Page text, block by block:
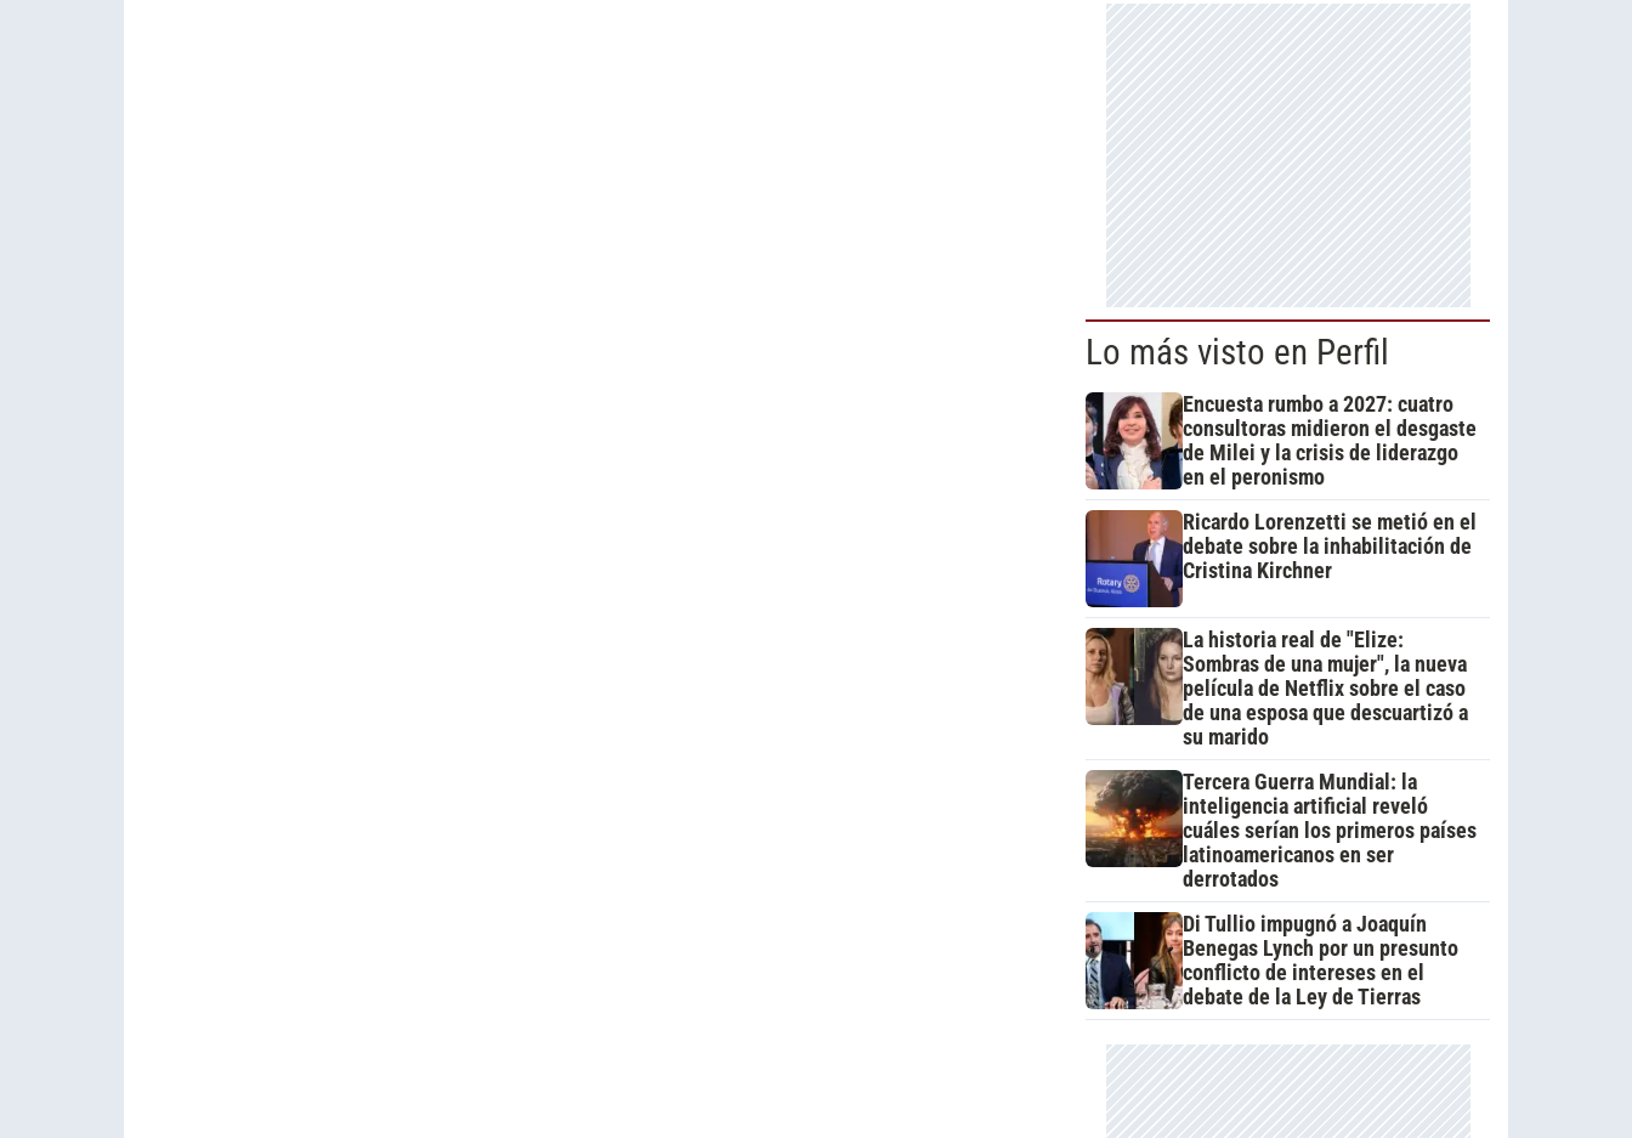
Lo más visto en Perfil
Encuesta rumbo a 2027: cuatro
consultoras midieron el desgaste
de Milei y la crisis de liderazgo
en el peronismo
Ricardo Lorenzetti se metió en el
debate sobre la inhabilitación de
Cristina Kirchner
La historia real de "Elize:
Sombras de una mujer", la nueva
película de Netflix sobre el caso
de una esposa que descuartizó a
su marido
Tercera Guerra Mundial: la
inteligencia artificial reveló
cuáles serían los primeros países
latinoamericanos en ser
derrotados
Di Tullio impugnó a Joaquín
Benegas Lynch por un presunto
conflicto de intereses en el
debate de la Ley de Tierras